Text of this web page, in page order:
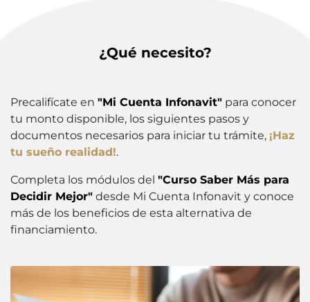
¿Qué necesito?
Precalifícate en "Mi Cuenta Infonavit" para conocer
tu monto disponible, los siguientes pasos y
documentos necesarios para iniciar tu trámite, ¡Haz
tu sueño realidad!.
Completa los módulos del "Curso Saber Más para
Decidir Mejor" desde Mi Cuenta Infonavit y conoce
más de los beneficios de esta alternativa de
financiamiento.